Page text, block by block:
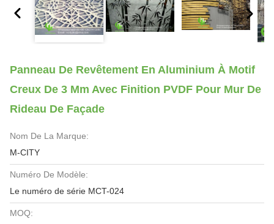
Panneau De Revêtement En Aluminium À Motif
Creux De 3 Mm Avec Finition PVDF Pour Mur De
Rideau De Façade
Nom De La Marque:
M-CITY
Numéro De Modèle:
Le numéro de série MCT-024
MOQ: